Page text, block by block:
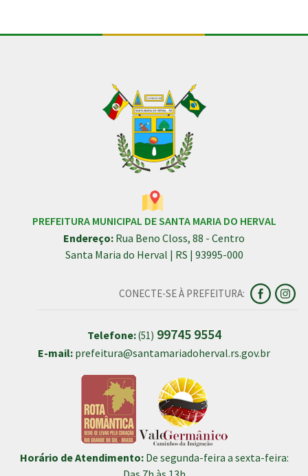
PREFEITURA MUNICIPAL DE SANTA MARIA DO HERVAL
Endereço: Rua Beno Closs, 88 - Centro
Santa Maria do Herval | RS | 93995-000
CONECTE-SE À PREFEITURA:
Telefone:(51) 99745 9554
E-mail: prefeitura@santamariadoherval.rs.gov.br
Horário de Atendimento:De segunda-feira a sexta-feira: